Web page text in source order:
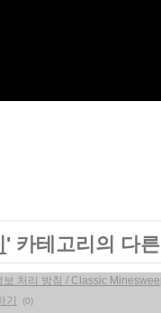
' 카테고리의 다
처리 방침 / Classic
(0)